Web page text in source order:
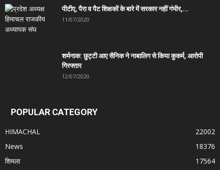
पीटीए, पैरा व पैट शिक्षकों के बारे में सरकार नहीं गंभीर,...
11/07/2020
शर्मनाक: छुट्टी आए सैनिक ने नाबालिग से किया कुकर्म, आरोपी
गिरफ्तार
12/07/2020
POPULAR CATEGORY
HIMACHAL
22002
News
18376
शिमला
17564